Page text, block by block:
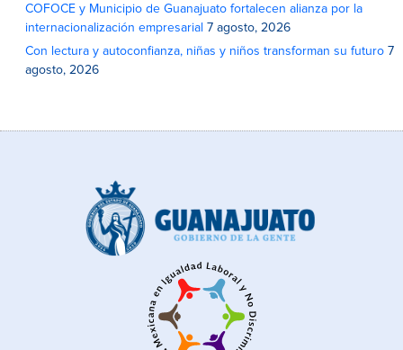
COFOCE y Municipio de Guanajuato fortalecen alianza por la
internacionalización empresarial 7 agosto, 2026
Con lectura y autoconfianza, niñas y niños transforman su futuro 7
agosto, 2026